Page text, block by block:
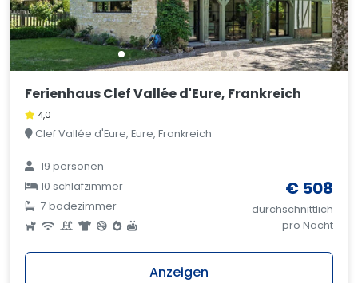
Ferienhaus Clef Vallée d'Eure, Frankreich
4,0
Clef Vallée d'Eure, Eure, Frankreich
19 personen
10 schlafzimmer
7 badezimmer
€ 508
durchschnittlich
pro Nacht
Anzeigen